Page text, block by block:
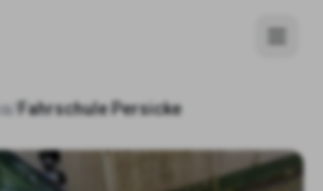
/ Fahrschule Persicke